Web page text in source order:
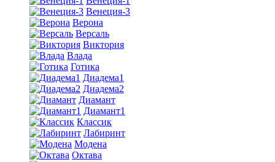
Венеция-3
Верона
Версаль
Виктория
Влада
Готика
Диадема1
Диадема2
Диамант
Диамант1
Классик
Лабиринт
Модена
Октава